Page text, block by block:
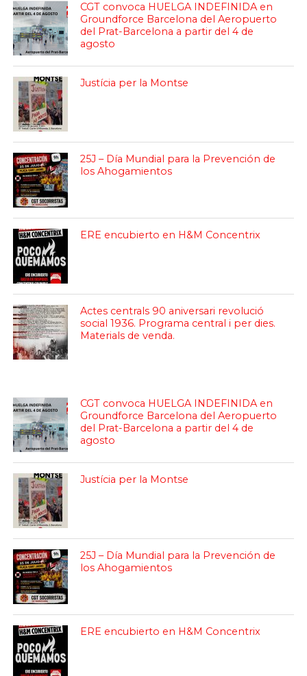
CGT convoca HUELGA INDEFINIDA en
Groundforce Barcelona del Aeropuerto
del Prat-Barcelona a partir del 4 de
agosto
Justícia per la Montse
25J – Día Mundial para la Prevención de
los Ahogamientos
ERE encubierto en H&M Concentrix
Actes centrals 90 aniversari revolució
social 1936. Programa central i per dies.
Materials de venda.
CGT convoca HUELGA INDEFINIDA en
Groundforce Barcelona del Aeropuerto
del Prat-Barcelona a partir del 4 de
agosto
Justícia per la Montse
25J – Día Mundial para la Prevención de
los Ahogamientos
ERE encubierto en H&M Concentrix